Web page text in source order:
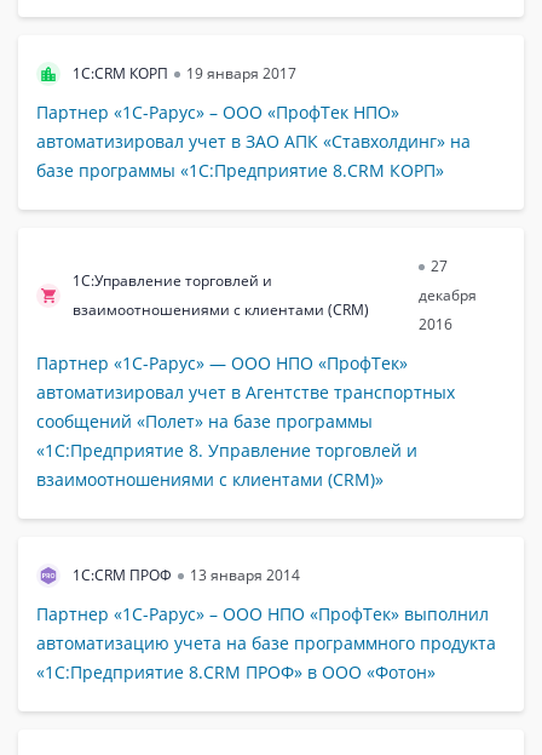
1C:CRM КОРП 19 января 2017
Партнер «1С-Рарус» – ООО «ПрофТек НПО»
автоматизировал учет в ЗАО АПК «Ставхолдинг» на
базе программы «1С:Предприятие 8.CRM КОРП»
1С:Управление торговлей и
взаимоотношениями с клиентами (CRM)
27
декабря
2016
Партнер «1С-Рарус» — ООО НПО «ПрофТек»
автоматизировал учет в Агентстве транспортных
сообщений «Полет» на базе программы
«1С:Предприятие 8. Управление торговлей и
взаимоотношениями с клиентами (CRM)»
1С:CRM ПРОФ 13 января 2014
Партнер «1С-Рарус» – ООО НПО «ПрофТек» выполнил
автоматизацию учета на базе программного продукта
«1С:Предприятие 8.CRM ПРОФ» в ООО «Фотон»